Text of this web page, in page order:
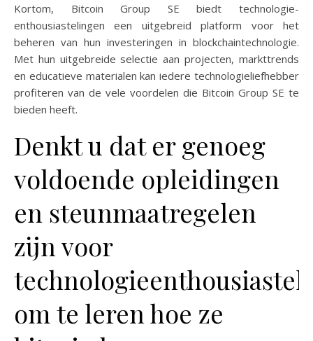
Kortom, Bitcoin Group SE biedt technologie-
enthousiastelingen een uitgebreid platform voor het
beheren van hun investeringen in blockchaintechnologie.
Met hun uitgebreide selectie aan projecten, markttrends
en educatieve materialen kan iedere technologieliefhebber
profiteren van de vele voordelen die Bitcoin Group SE te
bieden heeft.
Denkt u dat er genoeg
voldoende opleidingen
en steunmaatregelen
zijn voor
om te leren hoe ze